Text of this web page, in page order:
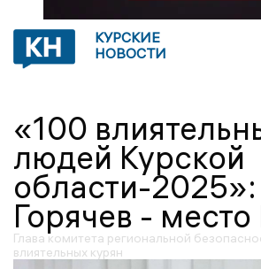
КУРСКИЕ
НОВОСТИ
«100
людей Курской
области-
Горячев -
Глава комитета региональной
влиятельных курян